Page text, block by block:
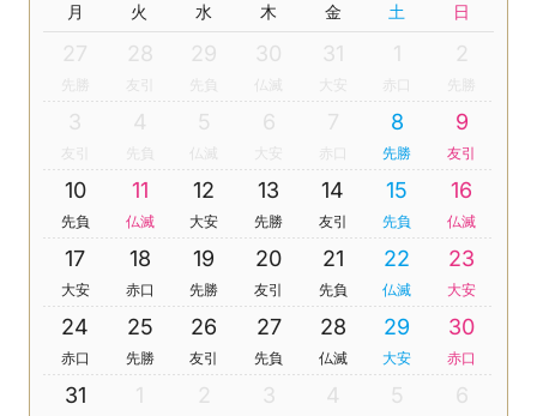
月 火 水 木 金 土 日
27 28
友引
29
先負
30
仏滅
31
大安
1 2
3
友引
4
先負
5
仏滅
6
大安
7 8
先勝
9
友引
10
先負
11
仏滅
12
大安
13
先勝
14
友引
15
先負
16
仏滅
17
大安
18
赤口
19
先勝
20
友引
21
先負
22
仏滅
23
大安
24
赤口
25
先勝
26
友引
27
先負
28
仏滅
29
大安
30
赤口
31 1 2 3 4 5 6